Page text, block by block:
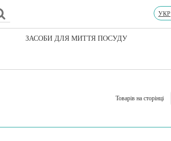
УКР
ЗАСОБИ ДЛЯ МИТТЯ ПОСУДУ
Товарів на сторінці